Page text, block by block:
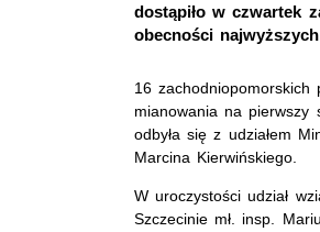
dostąpiło w czwartek
obecności
16 zachodniopomorskich
mianowania na pierwszy
odbyła się z udziałem
Marcina Kierwińskiego.
W uroczystości udział
Szczecinie mł. insp.